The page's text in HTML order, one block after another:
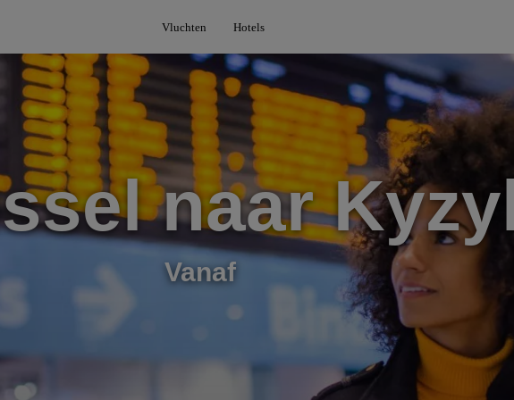
Vluchten Hotels
naar
Vanaf